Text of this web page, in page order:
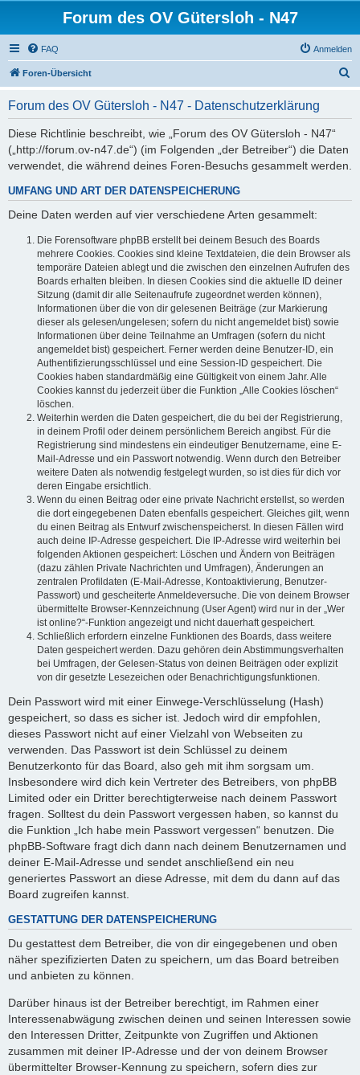
Forum des OV Gütersloh - N47
FAQ Anmelden
Foren-Übersicht
Forum des OV Gütersloh - N47 - Datenschutzerklärung
Diese Richtlinie beschreibt, wie „Forum des OV Gütersloh - N47“
(„http://forum.ov-n47.de“) (im Folgenden „der Betreiber“) die Daten
verwendet, die während deines Foren-Besuchs gesammelt werden.
UMFANG UND ART DER DATENSPEICHERUNG
Deine Daten werden auf vier verschiedene Arten gesammelt:
Die Forensoftware phpBB erstellt bei deinem Besuch des Boards
mehrere Cookies. Cookies sind kleine Textdateien, die dein Browser als
temporäre Dateien ablegt und die zwischen den einzelnen Aufrufen des
Boards erhalten bleiben. In diesen Cookies sind die aktuelle ID deiner
Sitzung (damit dir alle Seitenaufrufe zugeordnet werden können),
Informationen über die von dir gelesenen Beiträge (zur Markierung
dieser als gelesen/ungelesen; sofern du nicht angemeldet bist) sowie
Informationen über deine Teilnahme an Umfragen (sofern du nicht
angemeldet bist) gespeichert. Ferner werden deine Benutzer-ID, ein
Authentifizierungsschlüssel und eine Session-ID gespeichert. Die
Cookies haben standardmäßig eine Gültigkeit von einem Jahr. Alle
Cookies kannst du jederzeit über die Funktion „Alle Cookies löschen“
löschen.
Weiterhin werden die Daten gespeichert, die du bei der Registrierung,
in deinem Profil oder deinem persönlichem Bereich angibst. Für die
Registrierung sind mindestens ein eindeutiger Benutzername, eine E-
Mail-Adresse und ein Passwort notwendig. Wenn durch den Betreiber
weitere Daten als notwendig festgelegt wurden, so ist dies für dich vor
deren Eingabe ersichtlich.
Wenn du einen Beitrag oder eine private Nachricht erstellst, so werden
die dort eingegebenen Daten ebenfalls gespeichert. Gleiches gilt, wenn
du einen Beitrag als Entwurf zwischenspeicherst. In diesen Fällen wird
auch deine IP-Adresse gespeichert. Die IP-Adresse wird weiterhin bei
folgenden Aktionen gespeichert: Löschen und Ändern von Beiträgen
(dazu zählen Private Nachrichten und Umfragen), Änderungen an
zentralen Profildaten (E-Mail-Adresse, Kontoaktivierung, Benutzer-
Passwort) und gescheiterte Anmeldeversuche. Die von deinem Browser
übermittelte Browser-Kennzeichnung (User Agent) wird nur in der „Wer
ist online?“-Funktion angezeigt und nicht dauerhaft gespeichert.
Schließlich erfordern einzelne Funktionen des Boards, dass weitere
Daten gespeichert werden. Dazu gehören dein Abstimmungsverhalten
bei Umfragen, der Gelesen-Status von deinen Beiträgen oder explizit
von dir gesetzte Lesezeichen oder Benachrichtigungsfunktionen.
Dein Passwort wird mit einer Einwege-Verschlüsselung (Hash)
gespeichert, so dass es sicher ist. Jedoch wird dir empfohlen,
dieses Passwort nicht auf einer Vielzahl von Webseiten zu
verwenden. Das Passwort ist dein Schlüssel zu deinem
Benutzerkonto für das Board, also geh mit ihm sorgsam um.
Insbesondere wird dich kein Vertreter des Betreibers, von phpBB
Limited oder ein Dritter berechtigterweise nach deinem Passwort
fragen. Solltest du dein Passwort vergessen haben, so kannst du
die Funktion „Ich habe mein Passwort vergessen“ benutzen. Die
phpBB-Software fragt dich dann nach deinem Benutzernamen und
deiner E-Mail-Adresse und sendet anschließend ein neu
generiertes Passwort an diese Adresse, mit dem du dann auf das
Board zugreifen kannst.
GESTATTUNG DER DATENSPEICHERUNG
Du gestattest dem Betreiber, die von dir eingegebenen und oben
näher spezifizierten Daten zu speichern, um das Board betreiben
und anbieten zu können.
Darüber hinaus ist der Betreiber berechtigt, im Rahmen einer
Interessenabwägung zwischen deinen und seinen Interessen sowie
den Interessen Dritter, Zeitpunkte von Zugriffen und Aktionen
zusammen mit deiner IP-Adresse und der von deinem Browser
übermittelter Browser-Kennung zu speichern, sofern dies zur